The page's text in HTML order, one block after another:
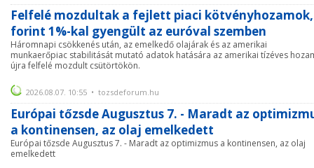
Felfelé mozdultak a fejlett piaci
forint 1%-kal gyengült az euróval szemben
Háromnapi csökkenés után, az emelkedő olajárak és az amerikai
munkaerőpiac stabilitását mutató adatok hatására az amerikai tízéves
újra felfelé mozdult csütörtökön.
2026.08.07. 10:55 • tozsdeforum.hu
Európai tőzsde Augusztus 7. - Maradt az
a kontinensen, az olaj emelkedett
Európai tőzsde Augusztus 7. - Maradt az optimizmus a kontinensen, az olaj
emelkedett